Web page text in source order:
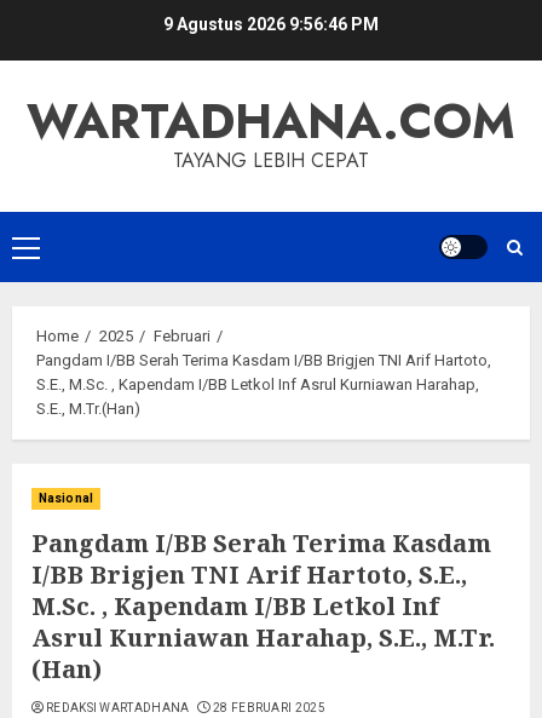
9 Agustus 2026 9:56:47 PM
WARTADHANA.COM
TAYANG LEBIH CEPAT
Primary
Menu
Home 2025
Februari
Pangdam I/BB Serah Terima Kasdam I/BB Brigjen TNI Arif Hartoto,
S.E., M.Sc. , Kapendam I/BB Letkol Inf Asrul Kurniawan Harahap,
S.E., M.Tr.(Han)
Nasional
Pangdam I/BB Serah Terima Kasdam
I/BB Brigjen TNI Arif Hartoto, S.E.,
M.Sc. , Kapendam I/BB Letkol Inf
Asrul Kurniawan Harahap, S.E., M.Tr.
(Han)
REDAKSI WARTADHANA 28 FEBRUARI 2025